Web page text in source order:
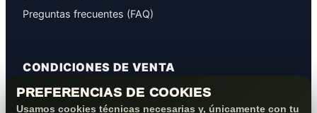
PREFERENCIAS DE COOKIES
Usamos cookies técnicas necesarias y, únicamente con tu
Preguntas frecuentes (FAQ)
CONDICIONES DE VENTA
GARANTÍAS